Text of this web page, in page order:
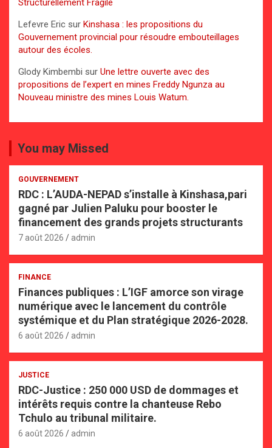
Structurellement Fragile
Lefevre Eric sur Kinshasa : les propositions du
Gouvernement provincial pour résoudre embouteillages
autour des écoles.
Glody Kimbembi sur Une lettre ouverte avec des
propositions de l’expert en mines Freddy Ngunza au
Nouveau ministre des mines Louis Watum.
You may Missed
GOUVERNEMENT
RDC : L’AUDA-NEPAD s’installe à Kinshasa,pari
gagné par Julien Paluku pour booster le
financement des grands projets structurants
7 août 2026 admin
FINANCE
Finances publiques : L’IGF amorce son virage
numérique avec le lancement du contrôle
systémique et du Plan stratégique 2026-2028.
6 août 2026 admin
JUSTICE
RDC-Justice : 250 000 USD de dommages et
intérêts requis contre la chanteuse Rebo
Tchulo au tribunal militaire.
6 août 2026 admin